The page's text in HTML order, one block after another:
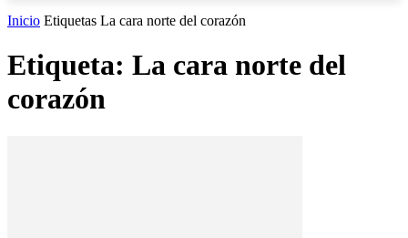
Inicio Etiquetas La cara norte del corazón
Etiqueta: La cara norte del
corazón